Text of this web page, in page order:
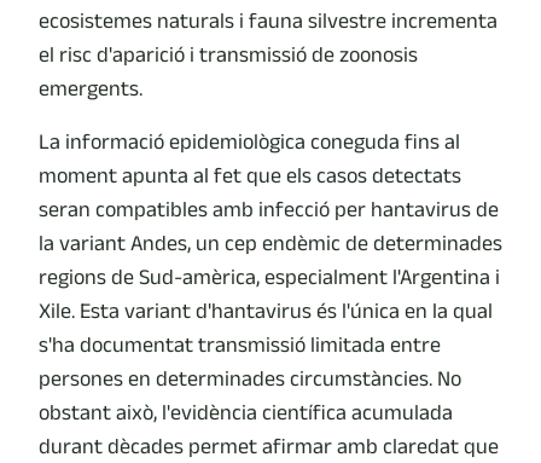
ecosistemes naturals i fauna silvestre incrementa
el risc d'aparició i transmissió de zoonosis
emergents.
La informació epidemiològica coneguda fins al
moment apunta al fet que els casos detectats
seran compatibles amb infecció per hantavirus de
la variant Andes, un cep endèmic de determinades
regions de Sud-amèrica, especialment l'Argentina i
Xile. Esta variant d'hantavirus és l'única en la qual
s'ha documentat transmissió limitada entre
persones en determinades circumstàncies. No
obstant això, l'evidència científica acumulada
durant dècades permet afirmar amb claredat que